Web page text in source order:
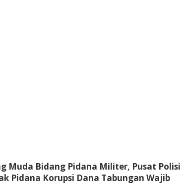
Muda Bidang Pidana Militer, Pusat Polisi
Pidana Korupsi Dana Tabungan Wajib